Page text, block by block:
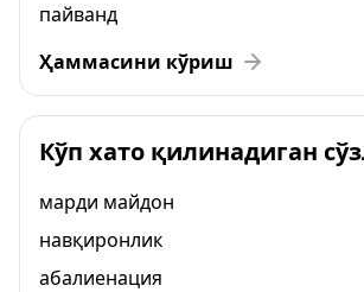
пайванд
Ҳаммасини кўриш
Кўп хато қилинадиган
марди майдон
навқиронлик
абалиенация